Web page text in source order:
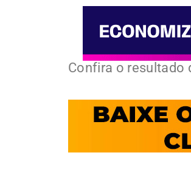
Confira o resultado